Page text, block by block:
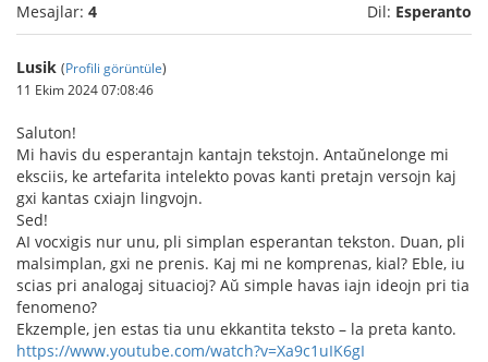
Mesajlar: 4 Dil: Esperanto
Lusik (Profili görüntüle)
11 Ekim 2024 07:08:46
Saluton!
Mi havis du esperantajn kantajn tekstojn. Antaŭnelonge mi
eksciis, ke artefarita intelekto povas kanti pretajn versojn kaj
gxi kantas cxiajn lingvojn.
Sed!
AI vocxigis nur unu, pli simplan esperantan tekston. Duan, pli
malsimplan, gxi ne prenis. Kaj mi ne komprenas, kial? Eble, iu
scias pri analogaj situacioj? Aŭ simple havas iajn ideojn pri tia
fenomeno?
Ekzemple, jen estas tia unu ekkantita teksto – la preta kanto.
https://www.youtube.com/watch?v=Xa9c1uIK6gI